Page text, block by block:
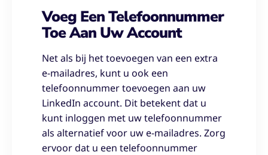
Voeg Een Telefoonnummer
Toe Aan Uw Account
Net als bij het toevoegen van een extra
e-mailadres, kunt u ook een
telefoonnummer toevoegen aan uw
LinkedIn account. Dit betekent dat u
kunt inloggen met uw telefoonnummer
als alternatief voor uw e-mailadres. Zorg
ervoor dat u een telefoonnummer